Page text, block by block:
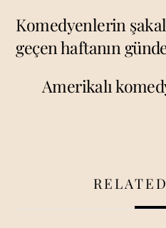
Komedyenlerin
geçen haftanın
Amerikalı